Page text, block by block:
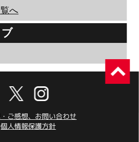
へ
ご感想、お問い合わせ
個人情報保護方針